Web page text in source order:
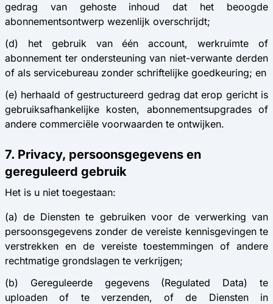
gedrag van gehoste inhoud dat het beoogde
abonnementsontwerp wezenlijk overschrijdt;
(d) het gebruik van één account, werkruimte of
abonnement ter ondersteuning van niet-verwante derden
of als servicebureau zonder schriftelijke goedkeuring; en
(e) herhaald of gestructureerd gedrag dat erop gericht is
gebruiksafhankelijke kosten, abonnementsupgrades of
andere commerciële voorwaarden te ontwijken.
7. Privacy, persoonsgegevens en
gereguleerd gebruik
Het is u niet toegestaan:
(a) de Diensten te gebruiken voor de verwerking van
persoonsgegevens zonder de vereiste kennisgevingen te
verstrekken en de vereiste toestemmingen of andere
rechtmatige grondslagen te verkrijgen;
(b) Gereguleerde gegevens (Regulated Data) te
uploaden of te verzenden, of de Diensten in